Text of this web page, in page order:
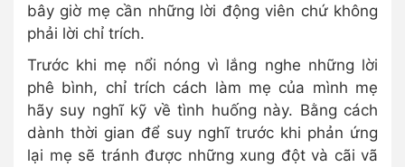
bây giờ mẹ cần những lời động viên chứ không
phải lời chỉ trích.
Trước khi mẹ nổi nóng vì lắng nghe những lời
phê bình, chỉ trích cách làm mẹ của mình mẹ
hãy suy nghĩ kỹ về tình huống này. Bằng cách
dành thời gian để suy nghĩ trước khi phản ứng
lại mẹ sẽ tránh được những xung đột và cãi vã